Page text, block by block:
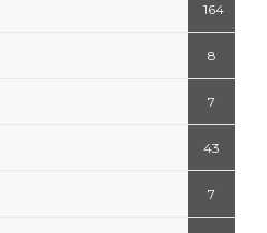
164
8
7
43
7